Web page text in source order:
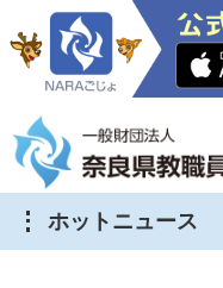
ホットニュース